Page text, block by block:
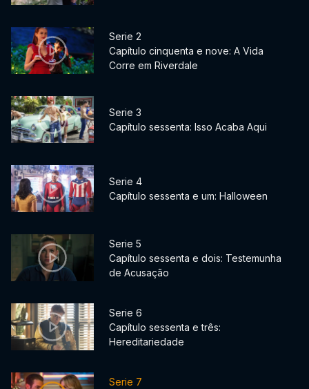
Serie 2
Capítulo cinquenta e nove: A Vida
Corre em Riverdale
Serie 3
Capítulo sessenta: Isso Acaba Aqui
Serie 4
Capítulo sessenta e um: Halloween
Serie 5
Capítulo sessenta e dois: Testemunha
de Acusação
Serie 6
Capítulo sessenta e três:
Hereditariedade
Serie 7